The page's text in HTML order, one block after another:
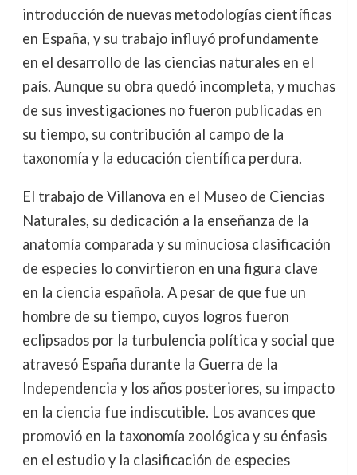
introducción de nuevas metodologías científicas
en España, y su trabajo influyó profundamente
en el desarrollo de las ciencias naturales en el
país. Aunque su obra quedó incompleta, y muchas
de sus investigaciones no fueron publicadas en
su tiempo, su contribución al campo de la
taxonomía y la educación científica perdura.
El trabajo de Villanova en el Museo de Ciencias
Naturales, su dedicación a la enseñanza de la
anatomía comparada y su minuciosa clasificación
de especies lo convirtieron en una figura clave
en la ciencia española. A pesar de que fue un
hombre de su tiempo, cuyos logros fueron
eclipsados por la turbulencia política y social que
atravesó España durante la Guerra de la
Independencia y los años posteriores, su impacto
en la ciencia fue indiscutible. Los avances que
promovió en la taxonomía zoológica y su énfasis
en el estudio y la clasificación de especies